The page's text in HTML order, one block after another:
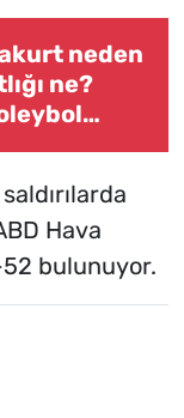
neden
ne?
Hava
bulunuyor.